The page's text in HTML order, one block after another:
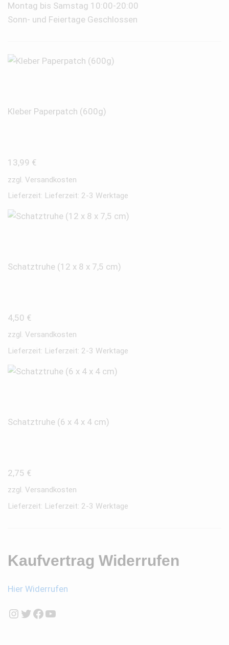
Montag bis Samstag 10:00-20:00
Sonn- und Feiertage Geschlossen
Kleber Paperpatch (600g)
13,99 €
zzgl. Versandkosten
Lieferzeit: Lieferzeit: 2-3 Werktage
Schatztruhe (12 x 8 x 7,5 cm)
4,50 €
zzgl. Versandkosten
Lieferzeit: Lieferzeit: 2-3 Werktage
Schatztruhe (6 x 4 x 4 cm)
2,75 €
zzgl. Versandkosten
Lieferzeit: Lieferzeit: 2-3 Werktage
Kaufvertrag Widerrufen
Hier Widerrufen
Instagram
Twitter
Facebook
YouTube